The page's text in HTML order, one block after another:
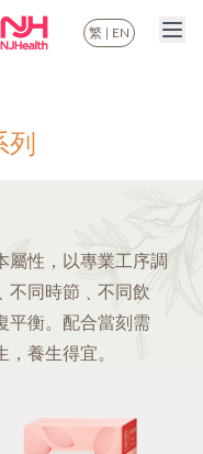
繁 EN
屬性，以專業工序調
不同時節﹑不同飲
平衡。配合當刻需
養生得宜。